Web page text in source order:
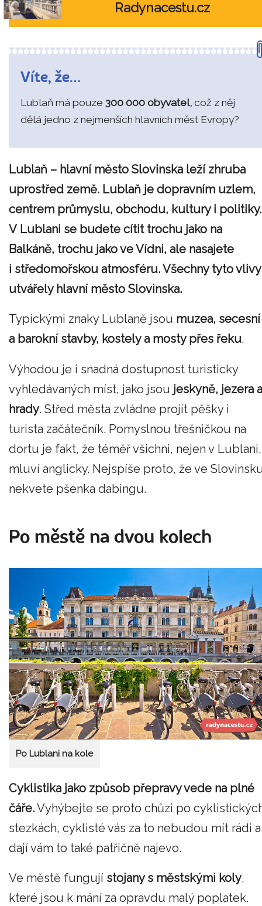
Radynacestu.cz
Víte, že…
Lublaň má pouze 300 000 obyvatel, což z něj
dělá jedno z nejmenších hlavních měst Evropy?
Lublaň – hlavní město Slovinska leží zhruba
uprostřed země. Lublaň je dopravním uzlem,
centrem průmyslu, obchodu, kultury i politiky.
V Lublani se budete cítit trochu jako na
Balkáně, trochu jako ve Vídni, ale nasajete
i středomořskou atmosféru. Všechny tyto vlivy
utvářely hlavní město Slovinska.
Typickými znaky Lublaně jsou muzea, secesní
a barokní stavby, kostely a mosty přes řeku.
Výhodou je i snadná dostupnost turisticky
vyhledávaných míst, jako jsou jeskyně, jezera a
hrady. Střed města zvládne projít pěšky i
turista začátečník. Pomyslnou třešničkou na
dortu je fakt, že téměř všichni, nejen v Lublani,
mluví anglicky. Nejspíše proto, že ve
nekvete pšenka dabingu.
Po městě na dvou kolech
Po Lublani na kole
Cyklistika jako způsob přepravy vede na plné
čáře.Vyhýbejte se proto chůzi po
stezkách, cyklisté vás za to nebudou mít rádi a
dají vám to také patřičně najevo.
Ve městě fungují stojany s městskými koly,
které jsou k mání za opravdu malý poplatek.